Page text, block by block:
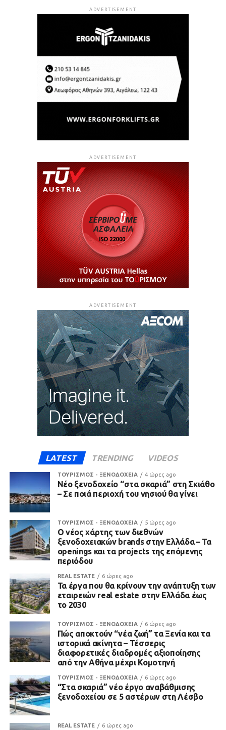
ADVERTISEMENT
ADVERTISEMENT
ADVERTISEMENT
LATEST TRENDING VIDEOS
ΤΟΥΡΙΣΜΟΣ - ΞΕΝΟΔΟΧΕΙΑ 4 ώρες ago
Νέο ξενοδοχείο “στα σκαριά” στη Σκιάθο
– Σε ποιά περιοχή του νησιού θα γίνει
ΤΟΥΡΙΣΜΟΣ - ΞΕΝΟΔΟΧΕΙΑ 5 ώρες ago
Ο νέος χάρτης των διεθνών
ξενοδοχειακών brands στην Ελλάδα – Τα
openings και τα projects της επόμενης
περιόδου
REAL ESTATE 6 ώρες ago
Τα έργα που θα κρίνουν την ανάπτυξη των
εταιρειών real estate στην Ελλάδα έως
το 2030
ΤΟΥΡΙΣΜΟΣ - ΞΕΝΟΔΟΧΕΙΑ 6 ώρες ago
Πώς αποκτούν “νέα ζωή” τα Ξενία και τα
ιστορικά ακίνητα – Τέσσερις
διαφορετικές διαδρομές αξιοποίησης
από την Αθήνα μέχρι Κομοτηνή
ΤΟΥΡΙΣΜΟΣ - ΞΕΝΟΔΟΧΕΙΑ 6 ώρες ago
“Στα σκαριά” νέο έργο αναβάθμισης
ξενοδοχείου σε 5 αστέρων στη Λέσβο
REAL ESTATE 6 ώρες ago